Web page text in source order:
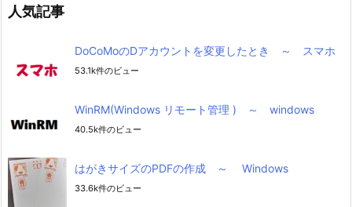
人気記事
DoCoMoのDアカウントを変更したとき ～ スマホ
53.1k件のビュー
WinRM(Windows リモート管理 ) ～ windows
40.5k件のビュー
はがきサイズのPDFの作成 ～ Windows
33.6k件のビュー